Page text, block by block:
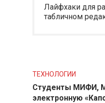
Лайфхаки для
табличном
ТЕХНОЛОГИИ
Студенты МИФИ,
электронную